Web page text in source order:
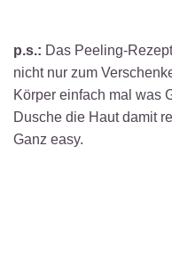
p.s.: Das Peeling-
nicht nur zum
Körper einfach mal was
Dusche die Haut damit
Ganz easy.